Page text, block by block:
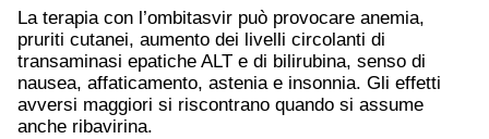
La terapia con l’ombitasvir può provocare anemia,
pruriti cutanei, aumento dei livelli circolanti di
transaminasi epatiche ALT e di bilirubina, senso di
nausea, affaticamento, astenia e insonnia. Gli effetti
avversi maggiori si riscontrano quando si assume
anche ribavirina.